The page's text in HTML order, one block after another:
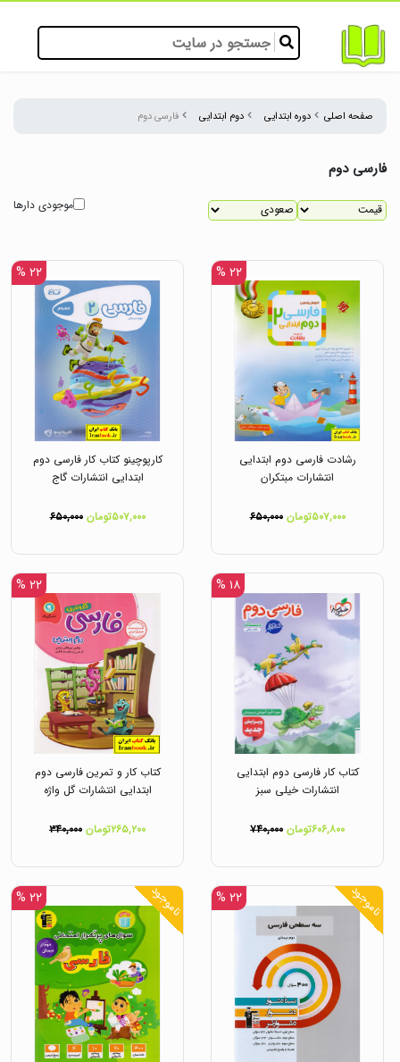
صفحه اصلی دوره ابتدایی دوم ابتدایی فارسی دوم
فارسی دوم
موجودی دارها
۲۲ %
رشادت فارسی دوم ابتدایی
انتشارات مبتکران
۵۰۷,۰۰۰تومان ۶۵۰,۰۰۰
۲۲ %
کارپوچینو کتاب کار فارسی دوم
ابتدایی انتشارات گاج
۵۰۷,۰۰۰تومان ۶۵۰,۰۰۰
۱۸ %
کتاب کار فارسی دوم ابتدایی
انتشارات خیلی سبز
۶۰۶,۸۰۰تومان ۷۴۰,۰۰۰
۲۲ %
کتاب کار و تمرین فارسی دوم
ابتدایی انتشارات گل واژه
۲۶۵,۲۰۰تومان ۳۴۰,۰۰۰
ناموجود ۲۲ % ناموجود ۲۲ %